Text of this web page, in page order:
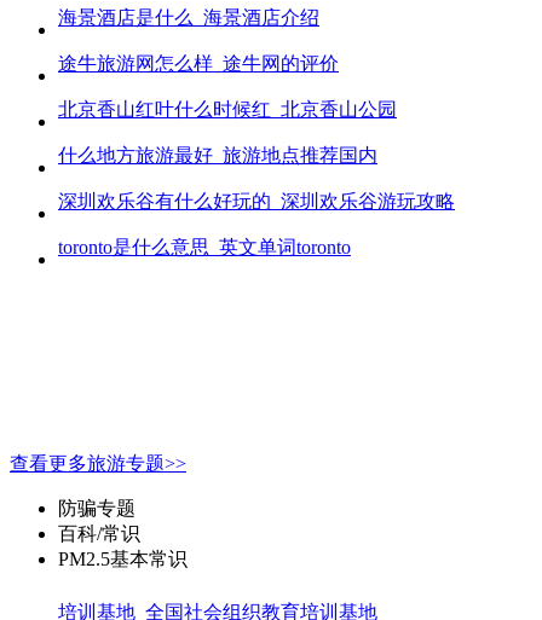
海景酒店是什么_海景酒店介绍
途牛旅游网怎么样_途牛网的评价
北京香山红叶什么时候红_北京香山公园
什么地方旅游最好_旅游地点推荐国内
深圳欢乐谷有什么好玩的_深圳欢乐谷游玩攻略
toronto是什么意思_英文单词toronto
查看更多旅游专题>>
防骗专题
百科/常识
PM2.5基本常识
培训基地_全国社会组织教育培训基地